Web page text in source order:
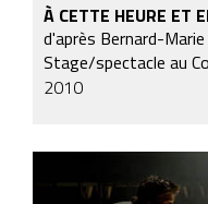
À CETTE HEURE ET
d'après Bernard-
Stage/spectacle au
2010